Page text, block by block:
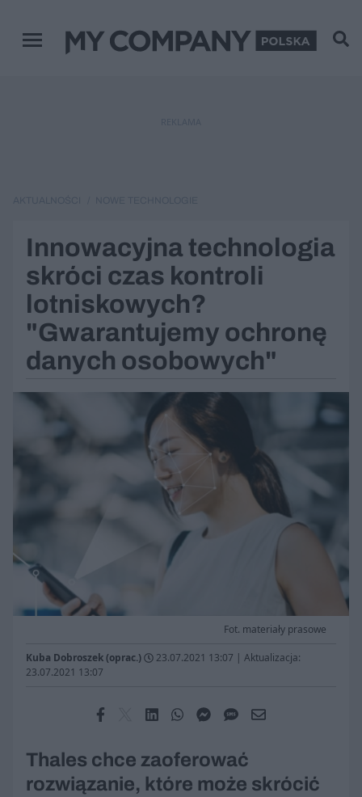
Menu główne
Innowacyjna technologia
skróci czas kontroli
lotniskowych?
"Gwarantujemy ochronę
danych osobowych"
Fot. materiały prasowe
Kuba Dobroszek (oprac.) 23.07.2021 13:07 | Aktualizacja:
23.07.2021 13:07
Thales chce zaoferować
rozwiązanie, które może skrócić